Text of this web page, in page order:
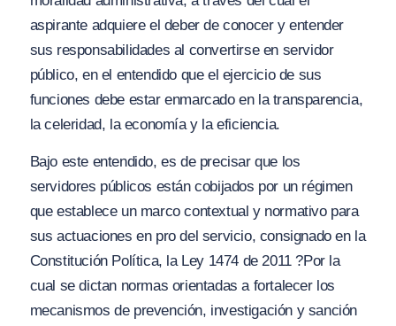
aspirante adquiere el deber de conocer y entender
sus responsabilidades al convertirse en servidor
público, en el entendido que el ejercicio de sus
funciones debe estar enmarcado en la transparencia,
la celeridad, la economía y la eficiencia.
Bajo este entendido, es de precisar que los
servidores públicos están cobijados por un régimen
que establece un marco contextual y normativo para
sus actuaciones en pro del servicio, consignado en la
Constitución Política, la Ley 1474 de 2011 ?Por la
cual se dictan normas orientadas a fortalecer los
mecanismos de prevención, investigación y sanción